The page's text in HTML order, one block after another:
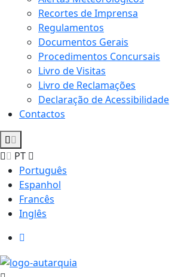
Recortes de Imprensa
Regulamentos
Documentos Gerais
Procedimentos Concursais
Livro de Visitas
Livro de Reclamações
Declaração de Acessibilidade
Contactos
PT
Português
Espanhol
Francês
Inglês